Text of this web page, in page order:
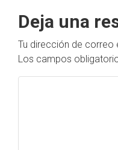
Deja una
Tu dirección de correo
Los campos